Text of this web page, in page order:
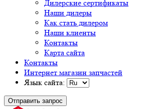
Дилерские сертификаты
Наши дилеры
Как стать дилером
Наши клиенты
Контакты
Карта сайта
Контакты
Интернет магазин запчастей
Язык сайта:
Отправить запрос